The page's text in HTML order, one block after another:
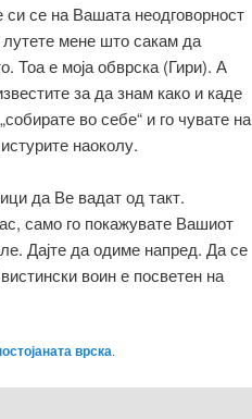
се на Вашата неодговорност
мене што сакам да
Тоа е моја обврска (Гири). А
за да знам како и каде
во себе“ и го чувате на
наоколу.
да Ве вадат од такт.
само го покажувате Вашиот
Дајте да одиме напред. Да се
воин е посветен на
врска.